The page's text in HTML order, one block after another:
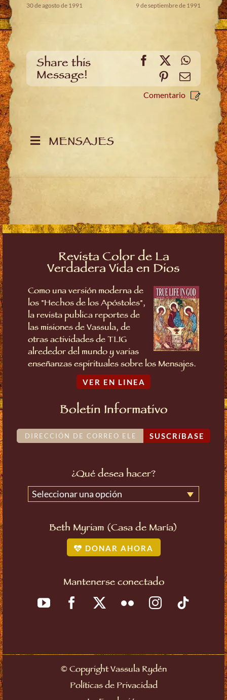
30 de agosto de 1991
9 de septiembre de 1991
Share this
Message!
Facebook
X
Pinterest
Email
Comentario
MENSAJES
Revista Color de La
Verdadera Vida en Dios
Como una versión moderna de
los "Hechos de los Apóstoles",
la revista publica reportes de
las misiones de Vassula, de
otras actividades de TLIG
alrededor del mundo y varias
enseñanzas espirituales sobre los Mensajes.
VER EN LINEA
Boletin Informativo
SUSCRíBASE
¿Qué desea hacer?
Seleccionar una opción
Beth Myriam (Casa de María)
DONAR AHORA
Mantenerse conectado
©Copyright Vassula Rydén
Políticas de Privacidad